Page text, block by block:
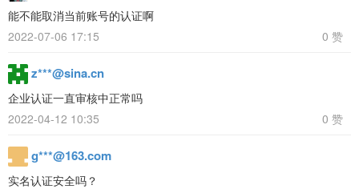
能不能取消当前账号的认证啊
2022-07-06 17:15
0 赞
z***@sina.cn
企业认证一直审核中正常吗
2022-04-12 10:35
0 赞
g***@163.com
实名认证安全吗？